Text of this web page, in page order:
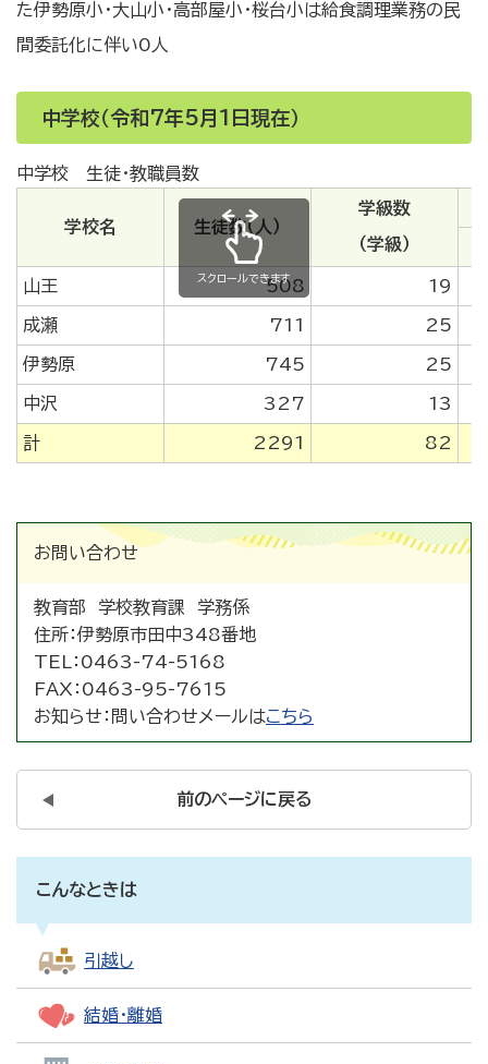
た伊勢原小・大山小・高部屋小・桜台小は給食調理業務の民
間委託化に伴い0人
中学校（令和7年5月1日現在）
中学校 生徒・教職員数
学校名 生徒数（人）
学級数
（学級）
山王 508 19
成瀬 711 25
伊勢原 745 25
中沢 327 13
計 2291 82
スクロールできます
お問い合わせ
教育部 学校教育課 学務係
住所：伊勢原市田中348番地
TEL： 0463-74-5168
FAX： 0463-95-7615
お知らせ： 問い合わせメールはこちら
前のページに戻る
こんなときは
引越し
結婚・離婚